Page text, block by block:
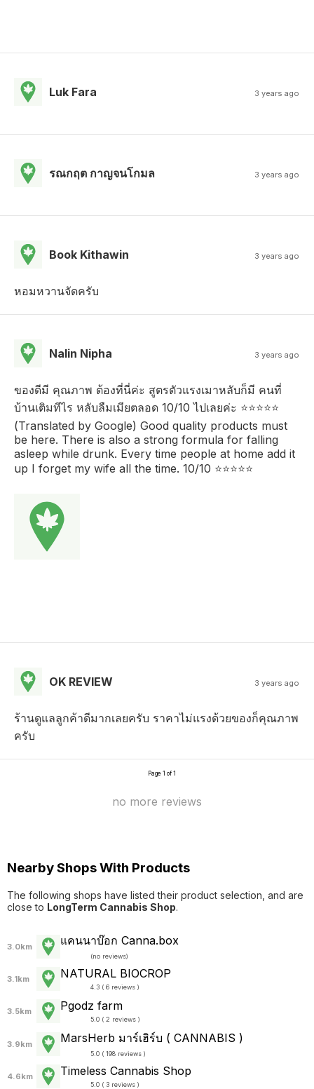
Luk Fara 3 years ago
รณกฤต กาญจนโกมล 3 years ago
Book Kithawin 3 years ago
หอมหวานจัดครับ
Nalin Nipha 3 years ago
ของดีมี คุณภาพ ต้องที่นี่ค่ะ สูตรตัวแรงเมาหลับก็มี คนที่
บ้านเติมทีไร หลับลืมเมียตลอด 10/10 ไปเลยค่ะ ⭐️⭐️⭐️⭐️⭐️
(Translated by Google) Good quality products must
be here. There is also a strong formula for falling
asleep while drunk. Every time people at home add it
up I forget my wife all the time. 10/10 ⭐️⭐️⭐️⭐️⭐️
OK REVIEW 3 years ago
ร้านดูแลลูกค้าดีมากเลยครับ ราคาไม่แรงด้วยของก็คุณภาพ
ครับ
Page 1 of 1
no more reviews
Nearby Shops With Products
The following shops have listed their product selection, and are
close to LongTerm Cannabis Shop.
3.0km แคนนาบ๊อก Canna.box
(no reviews)
3.1km NATURAL BIOCROP
4.3 ( 6 reviews )
3.5km Pgodz farm
5.0 ( 2 reviews )
3.9km MarsHerb มาร์เฮิร์บ ( CANNABIS )
5.0 ( 198 reviews )
4.6km Timeless Cannabis Shop
5.0 ( 3 reviews )